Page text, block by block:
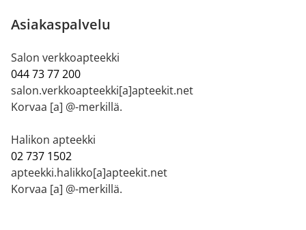
Asiakaspalvelu
Salon verkkoapteekki
044 73 77 200
salon.verkkoapteekki[a]apteekit.net
Korvaa [a] @-merkillä.
Halikon apteekki
02 737 1502
apteekki.halikko[a]apteekit.net
Korvaa [a] @-merkillä.